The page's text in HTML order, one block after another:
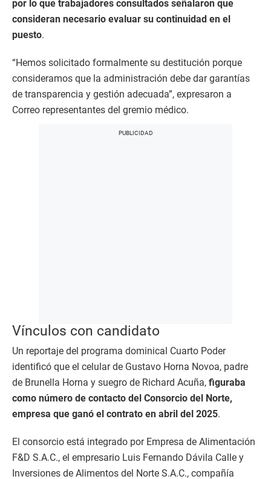
por lo que trabajadores consultados señalaron que
consideran necesario evaluar su continuidad en el
puesto.
“Hemos solicitado formalmente su destitución porque
consideramos que la administración debe dar garantías
de transparencia y gestión adecuada”, expresaron a
Correo representantes del gremio médico.
Vínculos con candidato
Un reportaje del programa dominical Cuarto Poder
identificó que el celular de Gustavo Horna Novoa, padre
de Brunella Horna y suegro de Richard Acuña, figuraba
como número de contacto del Consorcio del Norte,
empresa que ganó el contrato en abril del 2025.
El consorcio está integrado por Empresa de Alimentación
F&D S.A.C., el empresario Luis Fernando Dávila Calle y
Inversiones de Alimentos del Norte S.A.C., compañía